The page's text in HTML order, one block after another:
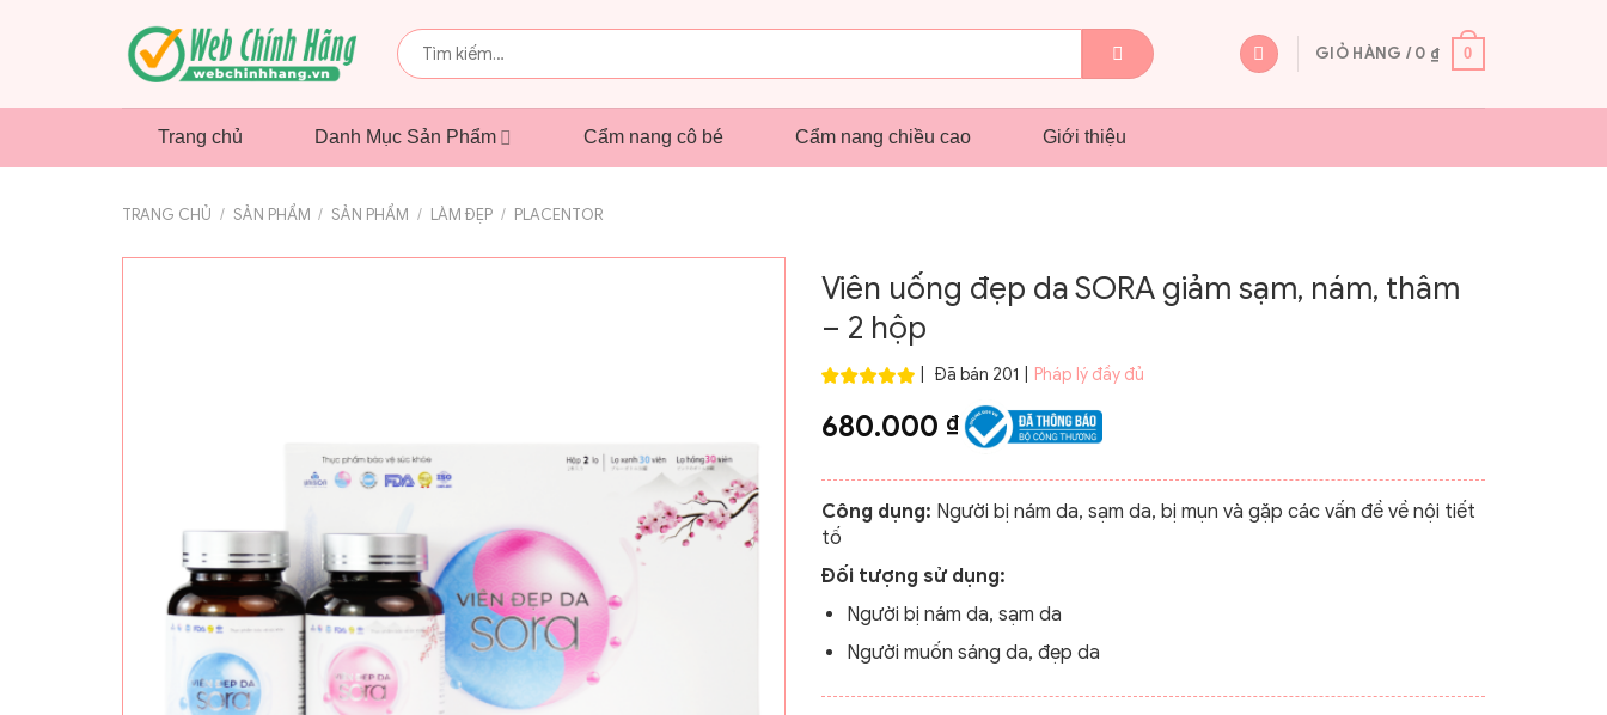
Tìm
kiếm:
GIỎ HÀNG /0 ₫ 0
Trang chủ Danh Mục Sản Phẩm Cẩm nang cô bé Cẩm nang chiều cao Giới thiệu
TRANG CHỦ / SẢN PHẨM / SẢN PHẨM / LÀM ĐẸP / PLACENTOR
Viên uống đẹp da SORA giảm sạm, nám, thâm
– 2 hộp
Đã bán 201 Pháp lý đầy đủ
680.000 ₫
Công dụng: Người bị nám da, sạm da, bị mụn và gặp các vấn đề về nội tiết
tố
Đối tượng sử dụng:
Người bị nám da, sạm da
Người muốn sáng da, đẹp da